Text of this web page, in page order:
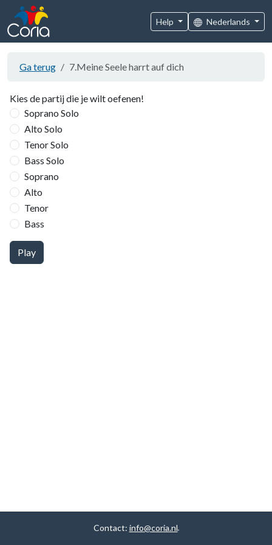
Help Nederlands
Ga terug 7.Meine Seele harrt auf dich
Kies de partij die je wilt oefenen!
Soprano Solo
Alto Solo
Tenor Solo
Bass Solo
Soprano
Alto
Tenor
Bass
Play
Contact: info@coria.nl.